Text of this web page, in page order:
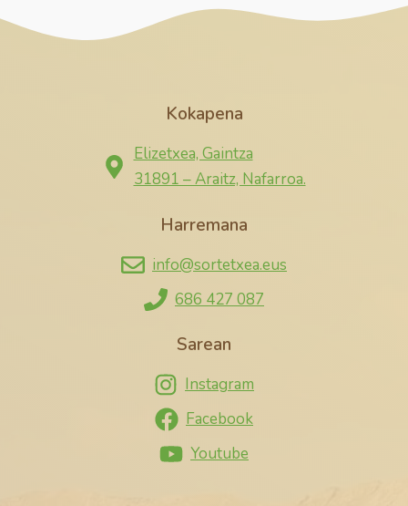
Kokapena
Elizetxea, Gaintza
31891 – Araitz, Nafarroa.
Harremana
info@sortetxea.eus
686 427 087
Sarean
Instagram
Facebook
Youtube